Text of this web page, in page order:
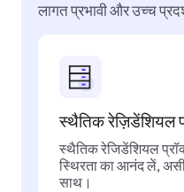
लागत प्रभावी और उच्च
स्थैतिक रेज़िडेंशियल
स्थैतिक रेजिडेंशियल
स्थिरता का आनंद लें,
साथ।